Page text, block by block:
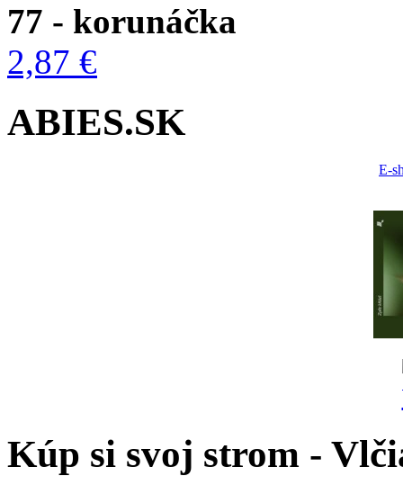
77 - korunáčka
2,87 €
ABIES.SK
E-
Kúp si svoj strom -